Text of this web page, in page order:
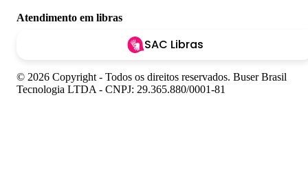
Atendimento em libras
SAC Libras
© 2026 Copyright - Todos os direitos reservados. Buser Brasil
Tecnologia LTDA - CNPJ: 29.365.880/0001-81